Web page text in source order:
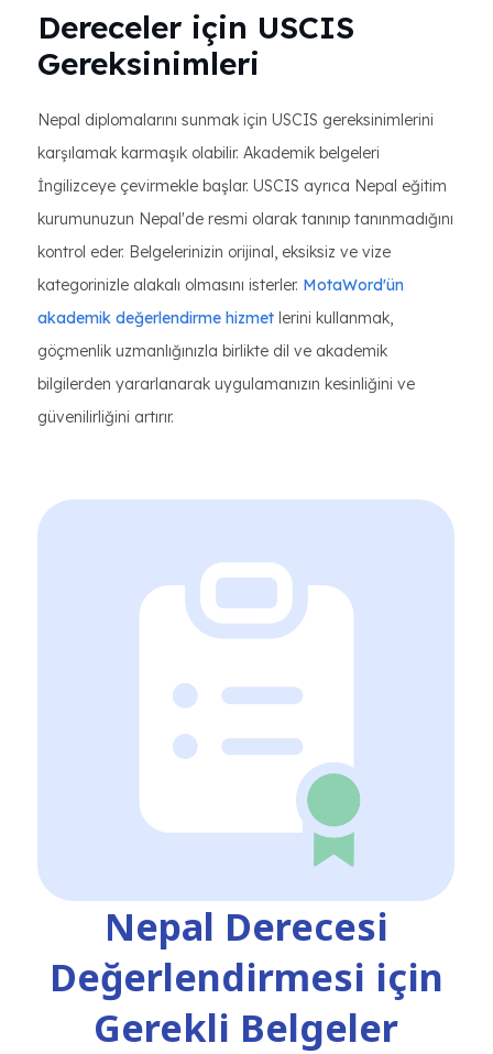
Dereceler için USCIS
Gereksinimleri
Nepal diplomalarını sunmak için USCIS gereksinimlerini
karşılamak karmaşık olabilir. Akademik belgeleri
İngilizceye çevirmekle başlar. USCIS ayrıca Nepal eğitim
kurumunuzun Nepal'de resmi olarak tanınıp tanınmadığını
kontrol eder. Belgelerinizin orijinal, eksiksiz ve vize
kategorinizle alakalı olmasını isterler. MotaWord'ün
akademik değerlendirme hizmet lerini kullanmak,
göçmenlik uzmanlığınızla birlikte dil ve akademik
bilgilerden yararlanarak uygulamanızın kesinliğini ve
güvenilirliğini artırır.
Nepal Derecesi
Değerlendirmesi için
Gerekli Belgeler